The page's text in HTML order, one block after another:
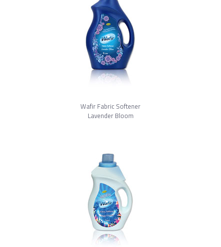
Wafir Fabric Softener
Lavender Bloom